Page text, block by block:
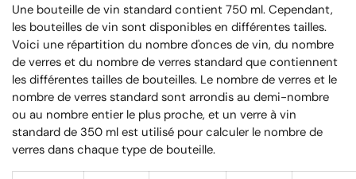
Une bouteille de vin standard contient 750 ml. Cependant,
les bouteilles de vin sont disponibles en différentes tailles.
Voici une répartition du nombre d'onces de vin, du nombre
de verres et du nombre de verres standard que contiennent
les différentes tailles de bouteilles. Le nombre de verres et le
nombre de verres standard sont arrondis au demi-nombre
ou au nombre entier le plus proche, et un verre à vin
standard de 350 ml est utilisé pour calculer le nombre de
verres dans chaque type de bouteille.